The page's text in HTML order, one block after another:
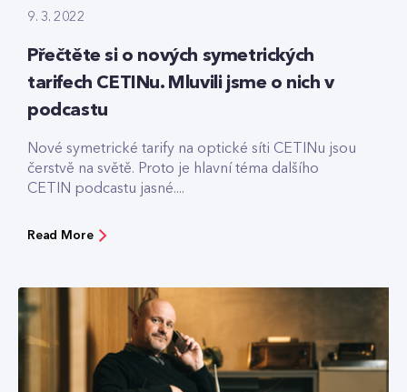
9. 3. 2022
Přečtěte si o nových symetrických
tarifech CETINu. Mluvili jsme o nich v
podcastu
Nové symetrické tarify na optické síti CETINu jsou
čerstvě na světě. Proto je hlavní téma dalšího
CETIN podcastu jasné....
Read More